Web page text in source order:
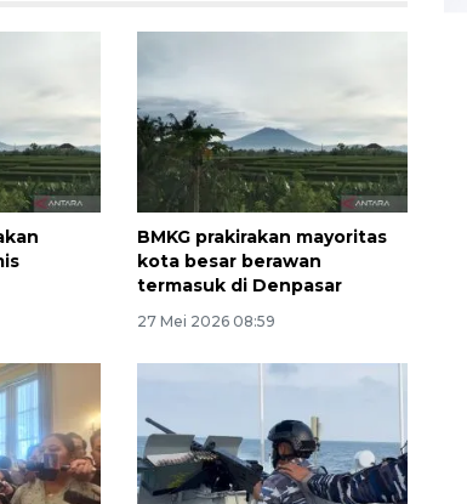
BMKG prakirakan mayoritas
kota besar berawan
termasuk di Denpasar
27 Mei 2026 08:59